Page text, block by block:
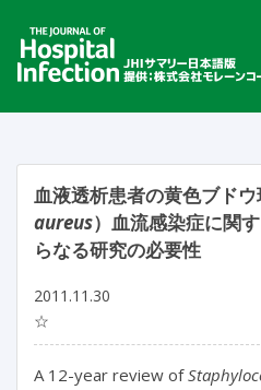
血液透析患者の黄色ブドウ
aureus）血流感染症に関
らなる研究の必要性
2011.11.30
☆
A 12-year review of